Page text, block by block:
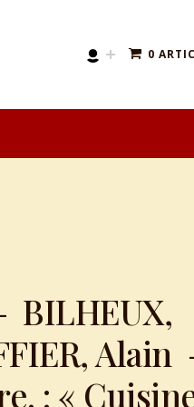
0
BILHEUX,
Alain
: «